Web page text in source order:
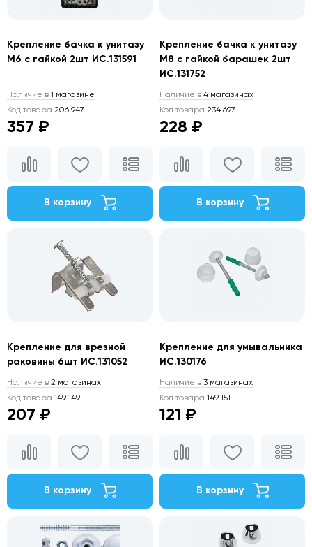
Крепление бачка к унитазу
М6 с гайкой 2шт ИС.131591
Наличие в 1 магазине
Код товара 206 947
357 ₽
В корзину
Крепление бачка к унитазу
М8 с гайкой барашек 2шт
ИС.131752
Наличие в 4 магазинах
Код товара 234 697
228 ₽
В корзину
Крепление для врезной
раковины 6шт ИС.131052
Наличие в 2 магазинах
Код товара 149 149
207 ₽
В корзину
Крепление для умывальника
ИС.130176
Наличие в 3 магазинах
Код товара 149 151
121 ₽
В корзину